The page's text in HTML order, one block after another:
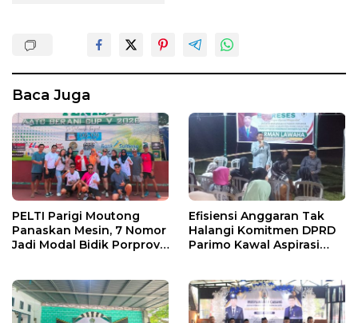
Baca Juga
PELTI Parigi Moutong
Panaskan Mesin, 7 Nomor
Jadi Modal Bidik Porprov
Efisiensi Anggaran Tak
Halangi Komitmen DPRD
Parimo Kawal Aspirasi